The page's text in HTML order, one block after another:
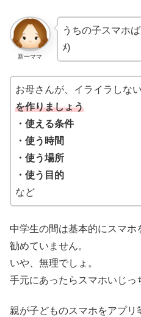
新一ママ
うちの子スマホ
ﾒ)
お母さんが、イライラしな
を作りましょう
・使える条件
・使う時間
・使う場所
・使う目的
など
中学生の間は基本的にスマ
勧めていません。
いや、無理でしょ。
手元にあったらスマホいじっ
親が子どものスマホをアプ